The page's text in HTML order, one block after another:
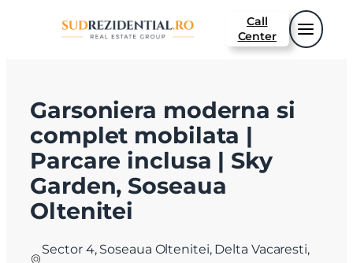
Call
Center
Garsoniera moderna si
complet mobilata |
Parcare inclusa | Sky
Garden, Soseaua
Oltenitei
Sector 4, Soseaua Oltenitei, Delta Vacaresti,